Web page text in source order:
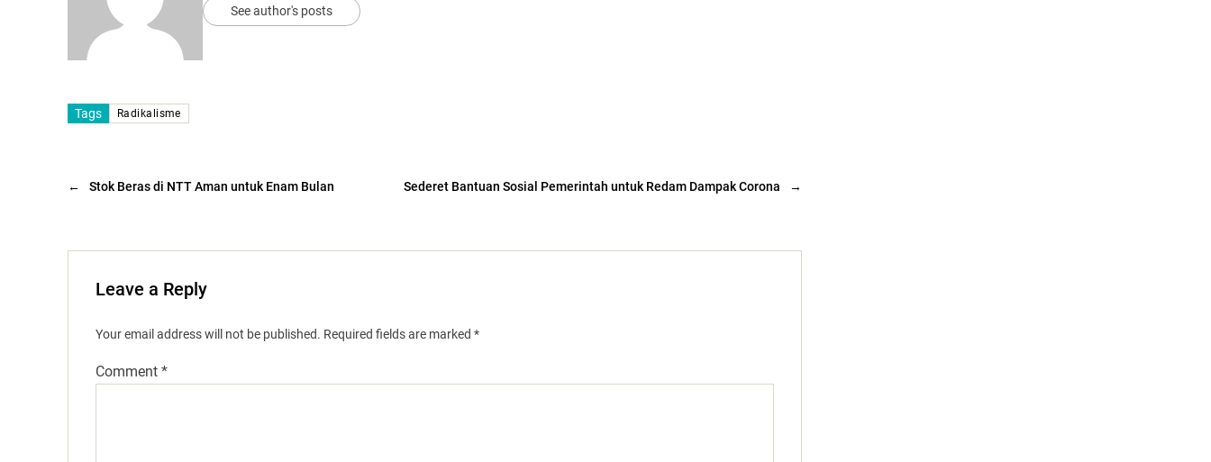
See author's posts
Tags Radikalisme
← Stok Beras di NTT Aman untuk Enam Bulan →
Sederet Bantuan Sosial Pemerintah untuk Redam Dampak Corona
Leave a Reply
Your email address will not be published. Required fields are marked *
Comment *